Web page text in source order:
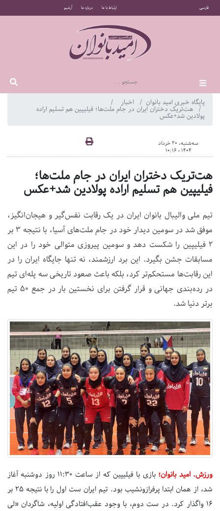
فارسی ارتباط با ما درباره ما آرشیو
پایگاه خبری امید بانوان اخبار
هت‌تریک دختران ایران در جام ملت‌ها؛ فیلیپین هم تسلیم اراده
پولادین شد+عکس
سه‌شنبه، 20 خرداد
1404 - 10:16
هت‌تریک دختران ایران در جام ملت‌ها؛
فیلیپین هم تسلیم اراده پولادین شد+عکس
تیم ملی والیبال بانوان ایران در یک رقابت نفس‌گیر و هیجان‌انگیز،
موفق شد در سومین دیدار خود در جام ملت‌های آسیا، با نتیجه ۳ بر
۲ فیلیپین را شکست دهد و سومین پیروزی متوالی خود را در این
مسابقات جشن بگیرد. این برد ارزشمند، نه تنها جایگاه ایران را در
این رقابت‌ها مستحکم‌تر کرد، بلکه باعث صعود تاریخی سه پله‌ای تیم
در رده‌بندی جهانی و قرار گرفتن برای نخستین بار در جمع ۵۰ تیم
برتر دنیا شد.
ورزش. امید بانوان؛ بازی با فیلیپین که از ساعت ۱۱:۳۰ روز دوشنبه
آغاز
شد، از همان ابتدا پرفرازونشیب بود. تیم ایران ست اول را با نتیجه۲۵بر
۱۶ واگذار کرد. در ست دوم، با وجود عقب‌افتادگی اولیه، شاگردان «لی